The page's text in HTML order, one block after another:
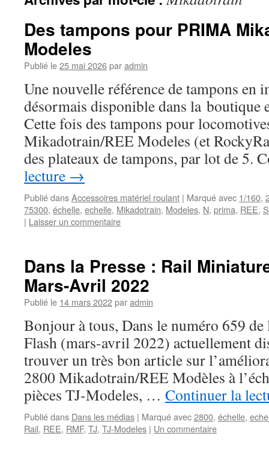
Des tampons pour PRIMA
Modeles
Publié le25 mai 2026paradmin
Une nouvelle référence de tampons en
désormais disponible dans la boutique
Cette fois des tampons pour
Mikadotrain/REE Modeles (et
des plateaux de tampons, par lot de 5.
lecture →
Publié dansAccessoires matériel roulant | Marqué avec 1/160,
75300, échelle, echelle, Mikadotrain, Modeles, N, prima, REE,
| Laisser un commentaire
Dans la Presse : Rail
Mars-Avril 2022
Publié le 14 mars 2022paradmin
Bonjour à tous, Dans le numéro 659
Flash (mars-avril 2022) actuellement
trouver un très bon article sur
2800 Mikadotrain/REE Modèles à
pièces TJ-Modeles, … Continuer la
Publié dans Dans les médias | Marqué avec2800, échelle,
Rail, REE, RMF, TJ, TJ-Modeles | Un commentaire